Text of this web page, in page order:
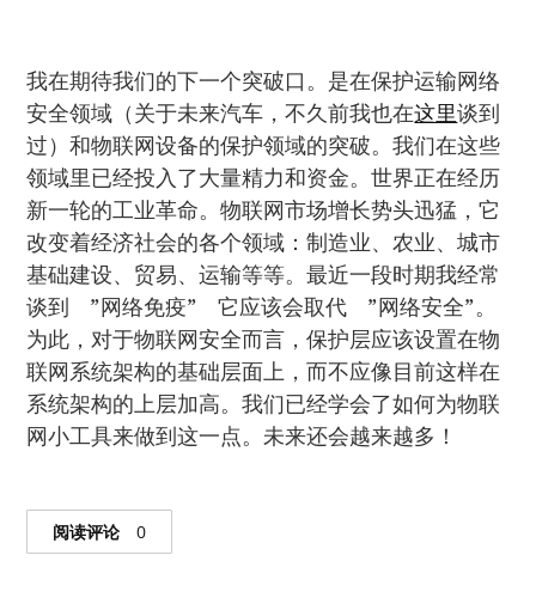
我在期待我们的下一个突破口。是在保护运输网络
安全领域（关于未来汽车，不久前我也在这里谈到
过）和物联网设备的保护领域的突破。我们在这些
领域里已经投入了大量精力和资金。世界正在经历
新一轮的工业革命。物联网市场增长势头迅猛，它
改变着经济社会的各个领域：制造业、农业、城市
基础建设、贸易、运输等等。最近一段时期我经常
谈到 ”网络免疫” 它应该会取代 ”网络安全”。
为此，对于物联网安全而言，保护层应该设置在物
联网系统架构的基础层面上，而不应像目前这样在
系统架构的上层加高。我们已经学会了如何为物联
网小工具来做到这一点。未来还会越来越多！
阅读评论 0